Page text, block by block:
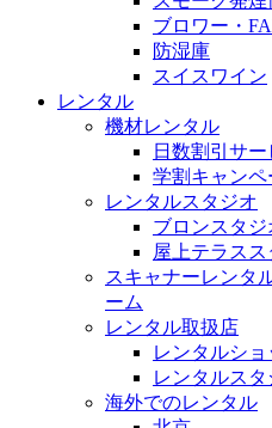
ブロワー・
防湿庫
スイスワイン
レンタル
機材レンタル
日数割引サー
学割キャンペ
レンタルスタジオ
ブロンスタジ
屋上テラスス
スキャナーレンタ
ーム
レンタル取扱店
レンタルショ
レンタルスタ
海外でのレンタル